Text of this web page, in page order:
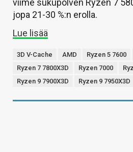
viime sukupolven Ryzen 7
jopa 21-30 %:n erolla.
Lue lisää
3D V-Cache AMD Ryzen 5 7600
Ryzen 7 7800X3D
Ryzen 7000
Ryzen 9 7900X3D
Ryzen 9 7950X3D